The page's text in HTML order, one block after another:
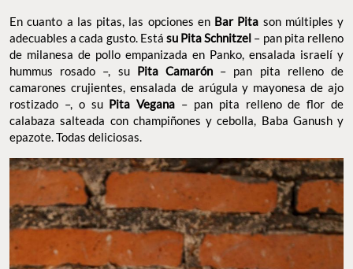
En cuanto a las pitas, las opciones en Bar Pita son múltiples y
adecuables a cada gusto. Está su Pita Schnitzel – pan pita relleno
de milanesa de pollo empanizada en Panko, ensalada israelí y
hummus rosado –, su Pita Camarón – pan pita relleno de
camarones crujientes, ensalada de arúgula y mayonesa de ajo
rostizado –, o su Pita Vegana – pan pita relleno de flor de
calabaza salteada con champiñones y cebolla, Baba Ganush y
epazote. Todas deliciosas.